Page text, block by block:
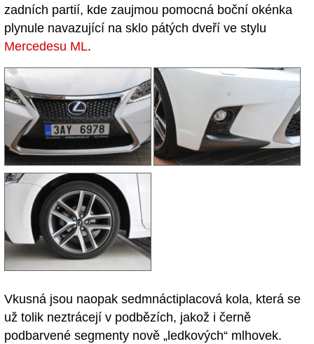
zadních partií, kde zaujmou pomocná boční okénka
plynule navazující na sklo pátých dveří ve stylu
Mercedesu ML.
Vkusná jsou naopak sedmnáctiplacová kola, která se
už tolik neztrácejí v podbězích, jakož i černě
podbarvené segmenty nově „ledkových“ mlhovek.